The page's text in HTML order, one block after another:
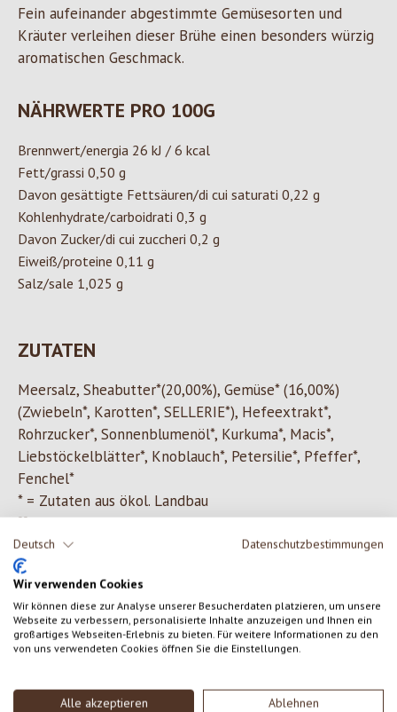
Deutsch Datenschutzbestimmungen
Wir verwenden Cookies
Wir können diese zur Analyse unserer Besucherdaten platzieren, um unsere
Webseite zu verbessern, personalisierte Inhalte anzuzeigen und Ihnen ein
großartiges Webseiten-Erlebnis zu bieten. Für weitere Informationen zu den
von uns verwendeten Cookies öffnen Sie die Einstellungen.
Alle akzeptieren Ablehnen
Fein aufeinander abgestimmte Gemüsesorten und
Kräuter verleihen dieser Brühe einen besonders würzig
aromatischen Geschmack.
NÄHRWERTE PRO 100G
Brennwert/energia 26 kJ / 6 kcal
Fett/grassi 0,50 g
Davon gesättigte Fettsäuren/di cui saturati 0,22 g
Kohlenhydrate/carboidrati 0,3 g
Davon Zucker/di cui zuccheri 0,2 g
Eiweiß/proteine 0,11 g
Salz/sale 1,025 g
ZUTATEN
Meersalz, Sheabutter*(20,00%), Gemüse* (16,00%)
(Zwiebeln*, Karotten*, SELLERIE*), Hefeextrakt*,
Rohrzucker*, Sonnenblumenöl*, Kurkuma*, Macis*,
Liebstöckelblätter*, Knoblauch*, Petersilie*, Pfeffer*,
Fenchel*
* = Zutaten aus ökol. Landbau
** = Zutaten aus biol.dynamischem Anbau
Durchschnittliche Bewertung von 0 von 5 Sternen
Gib eine Bewertung ab!
Teile deine Erfahrungen mit dem Produkt mit anderen Kunden.